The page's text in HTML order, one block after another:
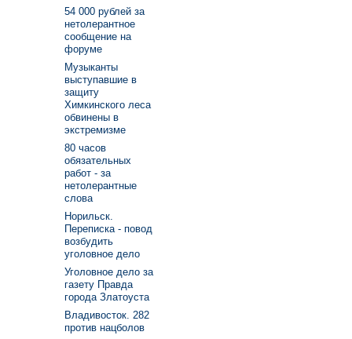
54 000 рублей за
нетолерантное
сообщение на
форуме
Музыканты
выступавшие в
защиту
Химкинского леса
обвинены в
экстремизме
80 часов
обязательных
работ - за
нетолерантные
слова
Норильск.
Переписка - повод
возбудить
уголовное дело
Уголовное дело за
газету Правда
города Златоуста
Владивосток. 282
против нацболов